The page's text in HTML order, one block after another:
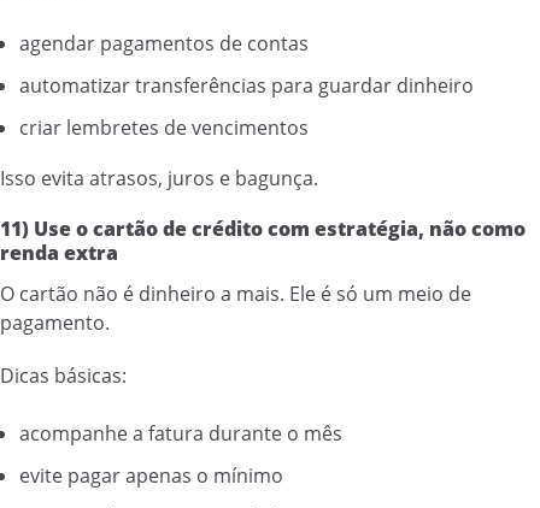
agendar pagamentos de contas
automatizar transferências para guardar dinheiro
criar lembretes de vencimentos
Isso evita atrasos, juros e bagunça.
11) Use o cartão de crédito com estratégia, não como
renda extra
O cartão não é dinheiro a mais. Ele é só um meio de
pagamento.
Dicas básicas:
acompanhe a fatura durante o mês
evite pagar apenas o mínimo